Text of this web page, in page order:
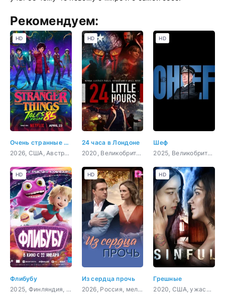
Рекомендуем:
Очень странные дела: Истории из 85-го
2026, США, Австралия, мультфильм, ужасы, фантастика, драма
HD
24 часа в Лондоне
2020, Великобритания, боевик, триллер, драма, криминал
HD
Шеф
2025, Великобритания, комедия
HD
Флибубу
2025, Финляндия, мультфильм, фэнтези, комедия, приключения, семейный
HD
Из сердца прочь
2026, Россия, мелодрама
HD
Грешные
2020, США, ужасы, триллер
HD